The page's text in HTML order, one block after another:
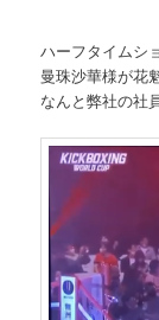
ハーフタイムシ
曼珠沙華様が花
なんと弊社の社